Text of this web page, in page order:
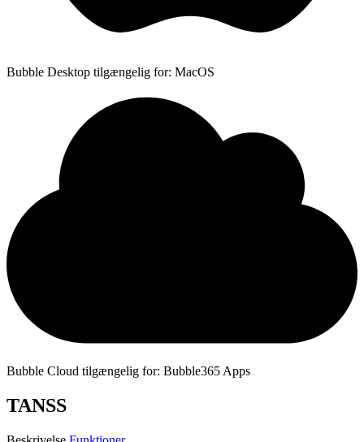
Bubble Desktop tilgængelig for: MacOS
Bubble Cloud tilgængelig for: Bubble365 Apps
TANSS